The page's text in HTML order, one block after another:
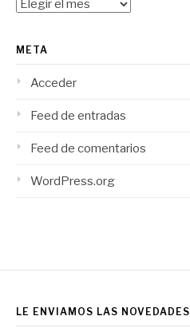
Archivos
META
Acceder
Feed de entradas
Feed de comentarios
WordPress.org
LE ENVIAMOS LAS NOVEDADES